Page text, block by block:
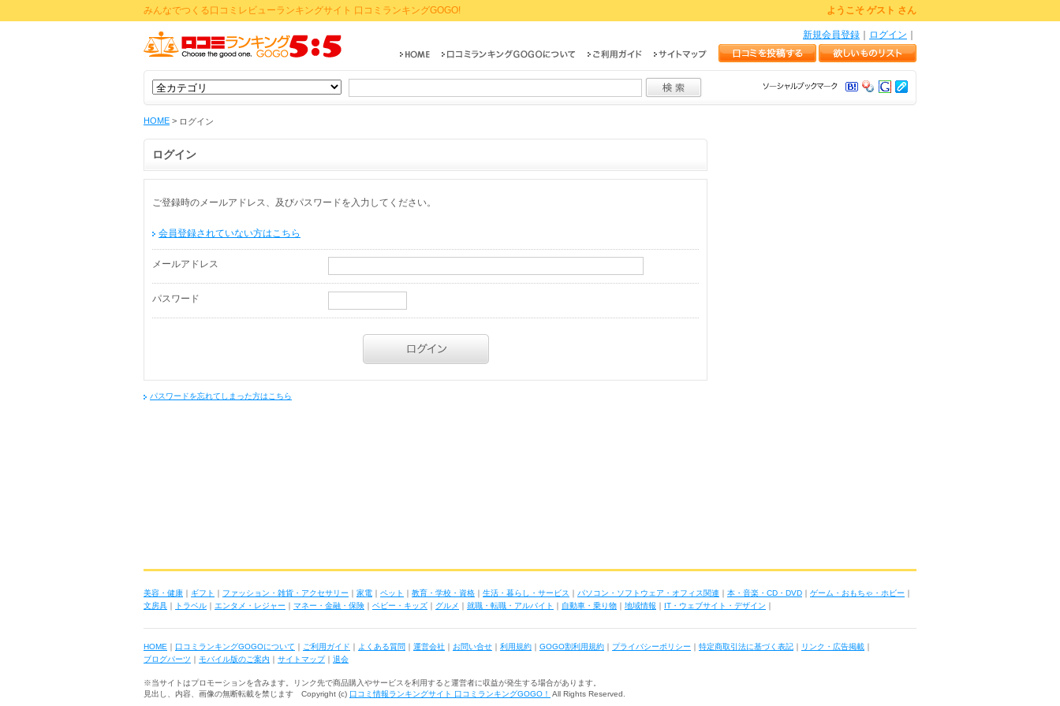
みんなでつくる口コミレビューランキングサイト 口コミランキングGOGO! ようこそ ゲスト さん
ログイン
新規会員登録
HOME > ログイン
ログイン
ご登録時のメールアドレス、及びパスワードを入力してください。
会員登録されていない方はこちら
メールアドレス
パスワード
パスワードを忘れてしまった方はこちら
美容・健康 ｜ ギフト ｜ ファッション・雑貨・アクセサリー ｜ 家電 ｜ ペット ｜ 教育・学校・資格 ｜ 生活・暮らし・サービス ｜ パソコン・ソフトウェア・オフィス関連 ｜ 本・音楽・CD・DVD ｜ ゲーム・おもちゃ・ホビー ｜
文房具 ｜ トラベル ｜ エンタメ・レジャー ｜ マネー・金融・保険 ｜ ベビー・キッズ ｜ グルメ ｜ 就職・転職・アルバイト ｜ 自動車・乗り物 ｜ 地域情報 ｜ IT・ウェブサイト・デザイン ｜
HOME ｜ 口コミランキングGOGOについて ｜ ご利用ガイド ｜ よくある質問 ｜ 運営会社 ｜ お問い合せ ｜ 利用規約 ｜ GOGO割利用規約 ｜ プライバシーポリシー ｜ 特定商取引法に基づく表記 ｜ リンク・広告掲載 ｜
ブログパーツ ｜ モバイル版のご案内 ｜ サイトマップ｜ 退会
※当サイトはプロモーションを含みます。リンク先で商品購入やサービスを利用すると運営者に収益が発生する場合があります。
見出し、内容、画像の無断転載を禁じます Copyright (c) 口コミ情報ランキングサイト 口コミランキングGOGO！ All Rights Reserved.